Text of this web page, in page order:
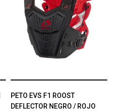
PETO EVS F1 ROOST
DEFLECTOR NEGRO / ROJO